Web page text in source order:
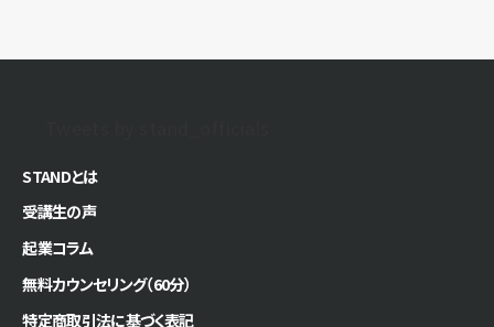
STANDとは
受講生の声
起業コラム
無料カウンセリング（60分）
特定商取引法に基づく表記